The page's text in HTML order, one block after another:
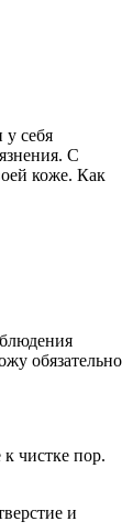
у себя
С
коже. Как
обязательно
чистке пор.
и